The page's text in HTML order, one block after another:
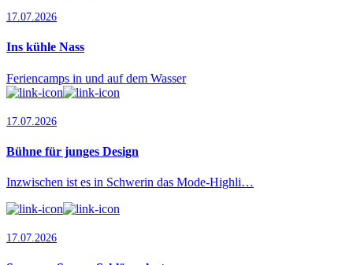
17.07.2026
Ins kühle Nass
Feriencamps in und auf dem Wasser
17.07.2026
Bühne für junges Design
Inzwischen ist es in Schwerin das Mode-Highli…
17.07.2026